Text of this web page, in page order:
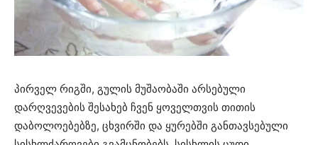
პირველ რიგში, გულის მუშაობაში არსებული
დარღვევების შესახებ ჩვენ ყოველთვის თითის
დაბოლოებებზე, ცხვირში და ყურებში განთავსებული